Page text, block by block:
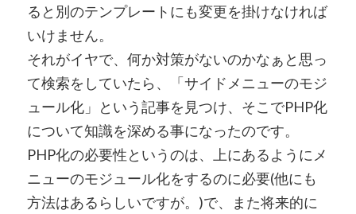
ると別のテンプレートにも変更を掛けなければ
いけません。
それがイヤで、何か対策がないのかなぁと思っ
て検索をしていたら、「サイドメニューのモジ
ュール化」という記事を見つけ、そこでPHP化
について知識を深める事になったのです。
PHP化の必要性というのは、上にあるようにメ
ニューのモジュール化をするのに必要(他にも
方法はあるらしいですが。)で、また将来的に